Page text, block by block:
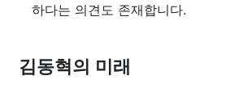
하다는 의견도 존재합니다.
김동혁의 미래